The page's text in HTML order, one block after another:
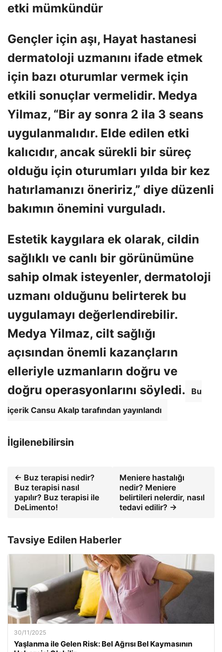
etki mümkündür
Gençler için aşı, Hayat hastanesi
dermatoloji uzmanını ifade etmek
için bazı oturumlar vermek için
etkili sonuçlar vermelidir. Medya
Yilmaz, “Bir ay sonra 2 ila 3 seans
uygulanmalıdır. Elde edilen etki
kalıcıdır, ancak sürekli bir süreç
olduğu için oturumları yılda bir kez
hatırlamanızı öneririz,” diye düzenli
bakımın önemini vurguladı.
Estetik kaygılara ek olarak, cildin
sağlıklı ve canlı bir görünümüne
sahip olmak isteyenler, dermatoloji
uzmanı olduğunu belirterek bu
uygulamayı değerlendirebilir.
Medya Yilmaz, cilt sağlığı
açısından önemli kazançların
elleriyle uzmanların doğru ve
doğru operasyonlarını söyledi.
Bu
içerik Cansu Akalp tarafından yayınlandı
İlgilenebilirsin
← Buz terapisi nedir?
Buz terapisi nasıl
yapılır? Buz terapisi ile
DeLimento!
Meniere hastalığı
nedir? Meniere
belirtileri nelerdir, nasıl
tedavi edilir? →
Tavsiye Edilen Haberler
30/11/2025
Yaşlanma ile Gelen Risk: Bel Ağrısı Bel Kaymasının